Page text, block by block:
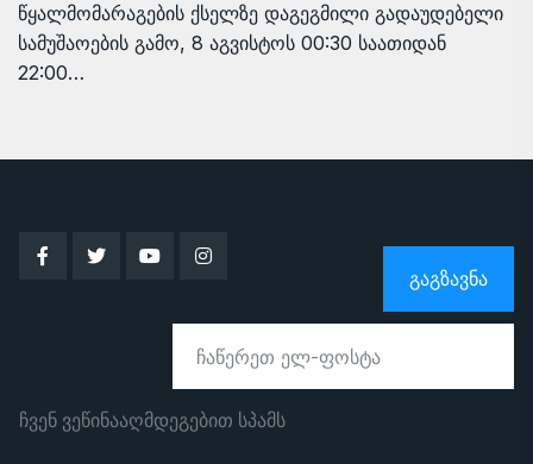
წყალმომარაგების ქსელზე დაგეგმილი გადაუდებელი
სამუშაოების გამო, 8 აგვისტოს 00:30 საათიდან
22:00…
ᲒᲐᲒᲖᲐᲕᲜᲐ
ჩვენ ვეწინააღმდეგებით სპამს